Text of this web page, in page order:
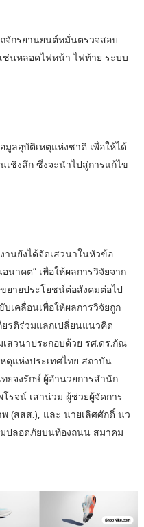
จักรยานยนต์หมั่นตรวจสอบ
ช่นหลอดไฟหน้า ไฟท้าย ระบบ
ลอุบัติเหตุแห่งชาติ เพื่อให้ได้
เชิงลึก ซึ่งจะนำไปสู่การแก้ไข
านยังได้จัดเสวนาในหัวข้อ
นาคต” เพื่อให้ผลการวิจัยจาก
ขยายประโยชน์ต่อสังคมต่อไป
เคลื่อนเพื่อให้ผลการวิจัยถูก
ยรติร่วมแลกเปลี่ยนแนวคิด
สวนาประกอบด้วย รศ.ดร.กัณ
ตุแห่งประเทศไทย สถาบัน
ยจงรักษ์ ผู้อำนวยการสำนัก
รจน์ เสาน่วม ผู้ช่วยผู้จัดการ
(สสส.), และ นายเลิศศักดิ์ นว
ปลอดภัยบนท้องถนน สมาคม